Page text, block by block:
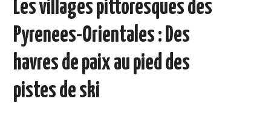
HÉBERGEMENT
ADMINISTRATIF
Les villages pittoresques des
Pyrenees-Orientales : Des
havres de paix au pied des
pistes de ski